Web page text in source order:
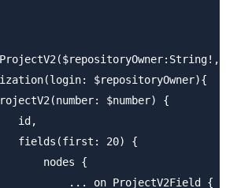
$repositoryOwner){
$number) {
id,
fields(first: 20) {
nodes {
... on ProjectV2Field {